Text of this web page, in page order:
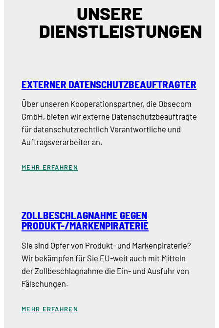
UNSERE
DIENSTLEISTUNGEN
EXTERNER DATENSCHUTZBEAUFTRAGTER
Über unseren Kooperationspartner, die Obsecom
GmbH, bieten wir externe Datenschutzbeauftragte
für datenschutzrechtlich Verantwortliche und
Auftragsverarbeiter an.
MEHR ERFAHREN
ZOLLBESCHLAGNAHME GEGEN
PRODUKT-/MARKENPIRATERIE
Sie sind Opfer von Produkt- und Markenpiraterie?
Wir bekämpfen für Sie EU-weit auch mit Mitteln
der Zollbeschlagnahme die Ein- und Ausfuhr von
Fälschungen.
MEHR ERFAHREN